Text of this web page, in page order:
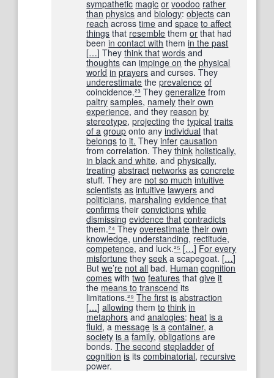
sympathetic magic or voodoo rather
than physics andbiology:objects can
reach acrosstime andspace to affect
things that resemble themor that had
beenin contact with themin the past
[…] Theythink that words and
thoughts canimpinge on thephysical
world in prayersand curses. They
underestimate theprevalence of
coincidence.²³ Theygeneralize from
paltry samples, namely their own
experience, and they reason by
stereotype,projecting thetypical traits
of a group onto anyindividual that
belongs to it. Theyinfer causation
from correlation. Theythink holistically,
in black and white, andphysically,
treating abstract networks as concrete
stuff. They are not so much intuitive
scientists as intuitive lawyers and
politicians, marshaling evidence that
confirms theirconvictions while
dismissing evidence that contradicts
them.²⁴ Theyoverestimate their own
knowledge,understanding, rectitude,
competence, and luck.²⁵ […] For every
misfortune theyseek a scapegoat. […]
Butwe’re not all bad. Human cognition
comes withtwo features thatgive it
the means to transcend its
limitations.²⁹ The first is abstraction
[…] allowing themto think in
metaphorsandanalogies: heat is a
fluid, a message is a container, a
society is a family,obligations are
bonds.The second stepladder of
cognition is itscombinatorial, recursive
power.